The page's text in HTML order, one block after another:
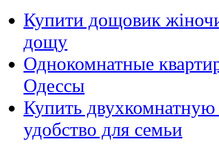
Купити дощовик
дощу
Однокомнатные
Одессы
Купить
удобство для семьи